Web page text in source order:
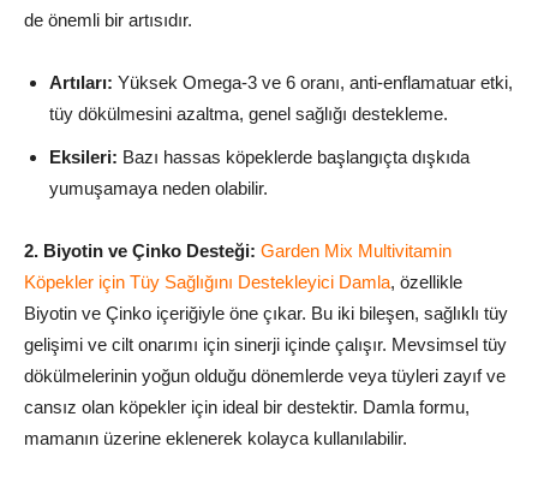
de önemli bir artısıdır.
Artıları: Yüksek Omega-3 ve 6 oranı, anti-enflamatuar etki,
tüy dökülmesini azaltma, genel sağlığı destekleme.
Eksileri: Bazı hassas köpeklerde başlangıçta dışkıda
yumuşamaya neden olabilir.
2. Biyotin ve Çinko Desteği: Garden Mix Multivitamin
Köpekler için Tüy Sağlığını Destekleyici Damla, özellikle
Biyotin ve Çinko içeriğiyle öne çıkar. Bu iki bileşen, sağlıklı tüy
gelişimi ve cilt onarımı için sinerji içinde çalışır. Mevsimsel tüy
dökülmelerinin yoğun olduğu dönemlerde veya tüyleri zayıf ve
cansız olan köpekler için ideal bir destektir. Damla formu,
mamanın üzerine eklenerek kolayca kullanılabilir.